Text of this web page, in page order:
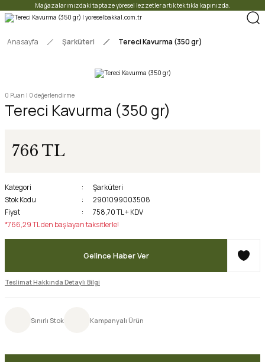
Mağazalarımızdaki taptaze yöresel lezzetler artık tek tıkla kapınızda.
Anasayfa Şarküteri Tereci Kavurma (350 gr)
0 Puan | 0 değerlendirme
Tereci Kavurma (350 gr)
766 TL
Kategori
Şarküteri
Stok Kodu
2901099003508
Fiyat
758,70 TL + KDV
*766,29 TL den başlayan taksitlerle!
Gelince Haber Ver
Teslimat Hakkında Detaylı Bilgi
Sınırlı Stok Kampanyalı Ürün